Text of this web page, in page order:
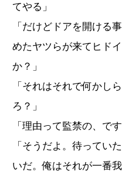
てやる」
「だけどドアを開ける
めたヤツらが来てヒド
か？」
「それはそれで何かし
ろ？」
「理由って監禁の、です
「そうだよ。待ってい
いだ。俺はそれが一番我